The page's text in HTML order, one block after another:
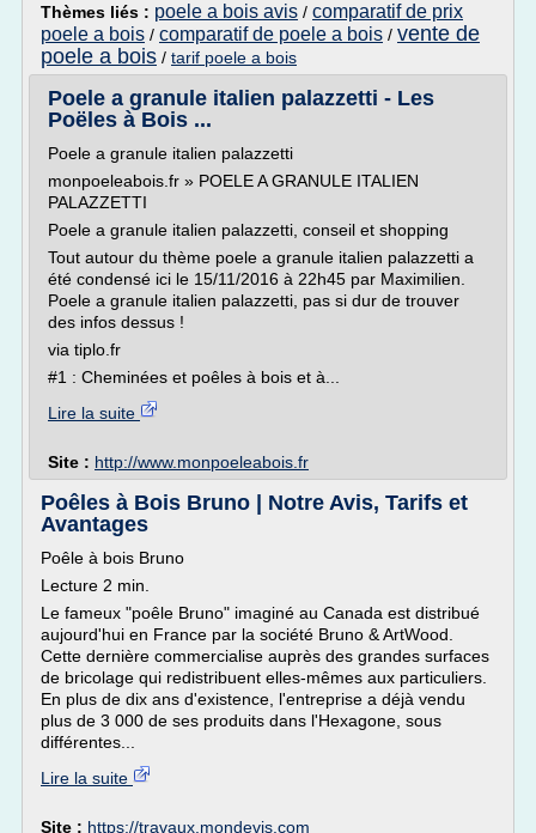
Thèmes liés : poele a bois avis / comparatif de prix
poele a bois / comparatif de poele a bois / vente de
poele a bois / tarif poele a bois
Poele a granule italien palazzetti - Les
Poëles à Bois ...
Poele a granule italien palazzetti
monpoeleabois.fr » POELE A GRANULE ITALIEN
PALAZZETTI
Poele a granule italien palazzetti, conseil et shopping
Tout autour du thème poele a granule italien palazzetti a
été condensé ici le 15/11/2016 à 22h45 par Maximilien.
Poele a granule italien palazzetti, pas si dur de trouver
des infos dessus !
via tiplo.fr
#1 : Cheminées et poêles à bois et à...
Lire la suite
Site : http://www.monpoeleabois.fr
Poêles à Bois Bruno | Notre Avis, Tarifs et
Avantages
Poêle à bois Bruno
Lecture 2 min.
Le fameux "poêle Bruno" imaginé au Canada est distribué
aujourd'hui en France par la société Bruno & ArtWood.
Cette dernière commercialise auprès des grandes surfaces
de bricolage qui redistribuent elles-mêmes aux particuliers.
En plus de dix ans d'existence, l'entreprise a déjà vendu
plus de 3 000 de ses produits dans l'Hexagone, sous
différentes...
Lire la suite
Site : https://travaux.mondevis.com